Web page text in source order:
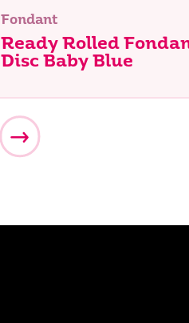
Fondant
Ready Rolled
Disc Baby Blue